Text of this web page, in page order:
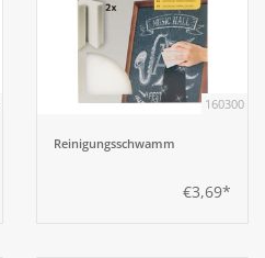
160300
Reinigungsschwamm
€3,69*